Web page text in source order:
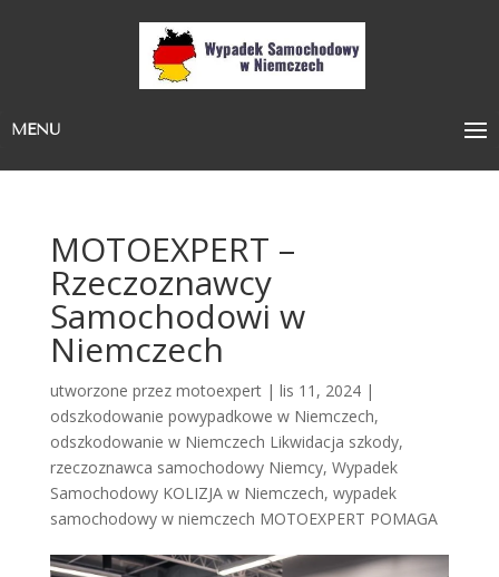
MENU
MOTOEXPERT –
Rzeczoznawcy
Samochodowi w
Niemczech
utworzone przez motoexpert| lis 11, 2024|
odszkodowanie powypadkowe w Niemczech,
odszkodowanie w Niemczech Likwidacja szkody,
rzeczoznawca samochodowy Niemcy, Wypadek
Samochodowy KOLIZJA w Niemczech, wypadek
samochodowy w niemczech MOTOEXPERT POMAGA